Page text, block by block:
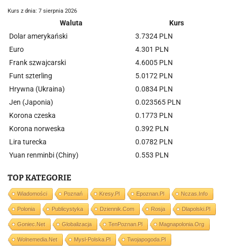
Kurs z dnia: 7 sierpnia 2026
Waluta
Kurs
Dolar amerykański
3.7324 PLN
Euro
4.301 PLN
Frank szwajcarski
4.6005 PLN
Funt szterling
5.0172 PLN
Hrywna (Ukraina)
0.0834 PLN
Jen (Japonia)
0.023565 PLN
Korona czeska
0.1773 PLN
Korona norweska
0.392 PLN
Lira turecka
0.0782 PLN
Yuan renminbi (Chiny)
0.553 PLN
TOP KATEGORIE
Wiadomości Poznań Kresy.pl Epoznan.pl Nczas.info
Polonia Publicystyka Dziennik.com Rosja Dlapolski.pl
Goniec.net Globalizacja TenPoznan.pl Magnapolonia.org
Wolnemedia.net Mysl-Polska.pl Twojapogoda.pl